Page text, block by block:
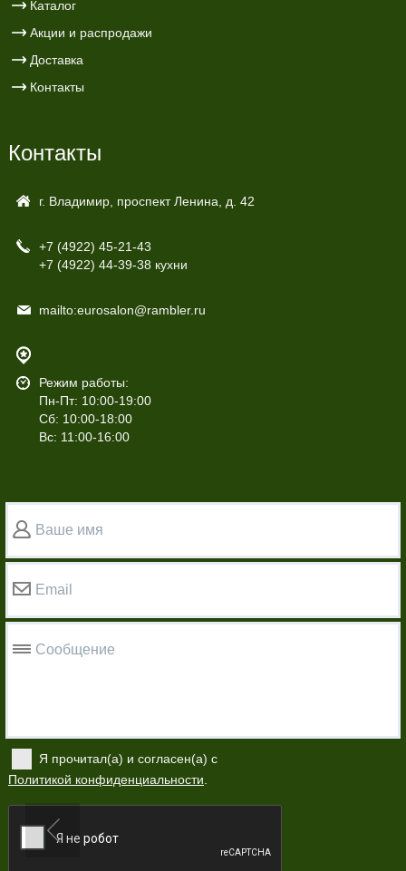
Каталог
Акции и распродажи
Доставка
Контакты
Контакты
г. Владимир, проспект Ленина, д. 42
+7 (4922) 45-21-43
+7 (4922) 44-39-38 кухни
mailto:eurosalon@rambler.ru
Режим работы:
Пн-Пт: 10:00-19:00
Сб: 10:00-18:00
Вс: 11:00-16:00
Ваше имя
Email
Сообщение
Я прочитал(а) и согласен(а) с
Политикой конфиденциальности